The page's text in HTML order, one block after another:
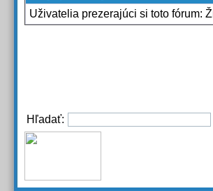
Uživatelia prezerajúci si toto fórum:
Hľadať: